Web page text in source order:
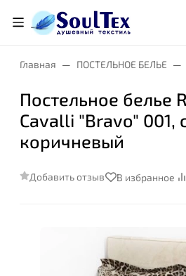
Главная ПОСТЕЛЬНОЕ БЕЛЬЕ
Постельное белье
Cavalli "Bravo" 001,
коричневый
Добавить отзыв В избранное